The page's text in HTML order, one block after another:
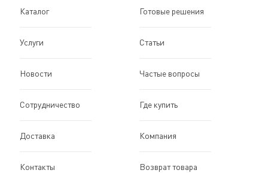
Каталог Готовые решения
Услуги Статьи
Новости Частые вопросы
Сотрудничество Где купить
Доставка Компания
Контакты Возврат товара